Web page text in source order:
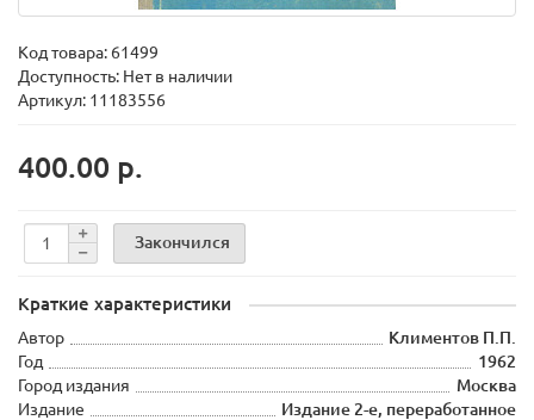
Код товара: 61499
Доступность: Нет в наличии
Артикул: 11183556
400.00 р.
Закончился
Краткие характеристики
Автор
Климентов П.П.
Год
1962
Город издания
Москва
Издание
Издание 2-е, переработанное